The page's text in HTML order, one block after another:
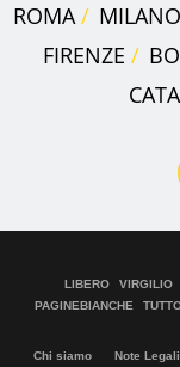
ROMA MILANO
FIRENZE
LIBERO VIRGILIO
PAGINEBIANCHE
Chi siamo Note Legali